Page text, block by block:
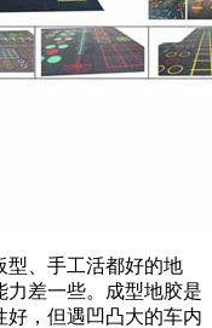
型、手工活都好的地
力差一些。成型地胶是
，但遇凹凸大的车内